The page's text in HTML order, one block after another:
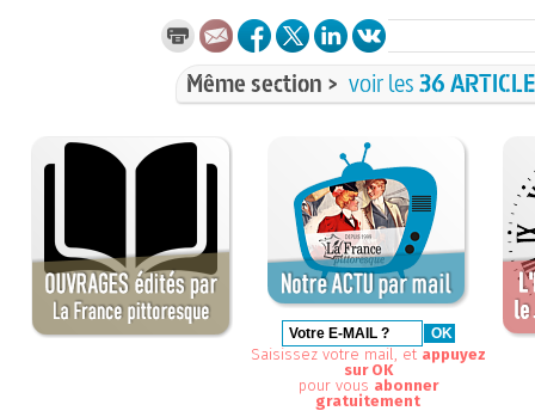
Même section > voir les36
Saisissez votre mail, et appuyez
sur OK
pour vous abonner
gratuitement